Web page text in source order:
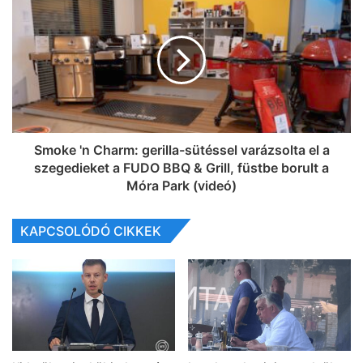
Smoke 'n Charm: gerilla-sütéssel varázsolta el a
szegedieket a FUDO BBQ & Grill, füstbe borult a
Móra Park (videó)
KAPCSOLÓDÓ CIKKEK